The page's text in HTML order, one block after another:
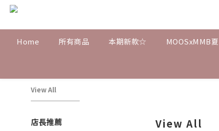
Home 所有商品 本期新款☆ MOOSxMMB
View All
店長推薦
View All